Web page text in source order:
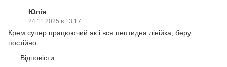
Юлія
24.11.2025 в 13:17
Крем супер працюючий як і вся пептидна лінійка, беру
постійно
Відповісти